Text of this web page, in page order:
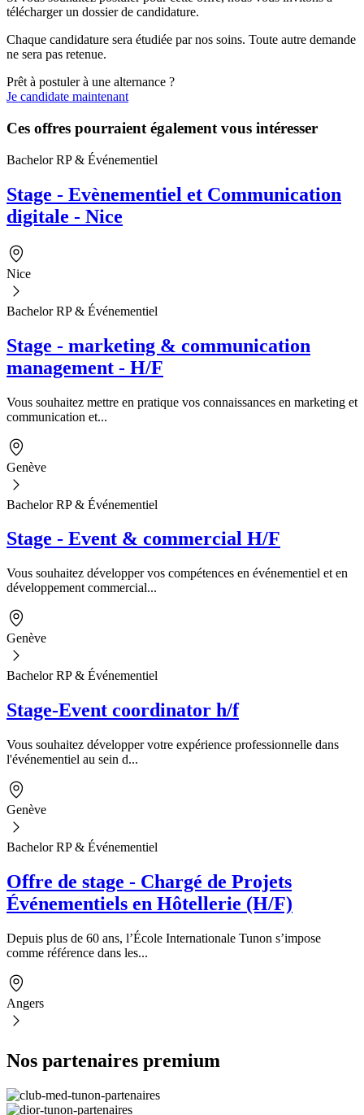
télécharger un dossier de candidature.
Chaque candidature sera étudiée par nos soins. Toute autre demande
ne sera pas retenue.
Prêt à postuler à une alternance ?
Je candidate maintenant
Ces offres pourraient également vous intéresser
Bachelor RP & Événementiel
Stage - Evènementiel et Communication
digitale - Nice
Nice
Bachelor RP & Événementiel
Stage - marketing & communication
management - H/F
Vous souhaitez mettre en pratique vos connaissances en marketing et
communication et...
Genève
Bachelor RP & Événementiel
Stage - Event & commercial H/F
Vous souhaitez développer vos compétences en événementiel et en
développement commercial...
Genève
Bachelor RP & Événementiel
Stage-Event coordinator h/f
Vous souhaitez développer votre expérience professionnelle dans
l'événementiel au sein d...
Genève
Bachelor RP & Événementiel
Offre de stage - Chargé de Projets
Événementiels en Hôtellerie (H/F)
Depuis plus de 60 ans, l’École Internationale Tunon s’impose
comme référence dans les...
Angers
Nos partenaires premium